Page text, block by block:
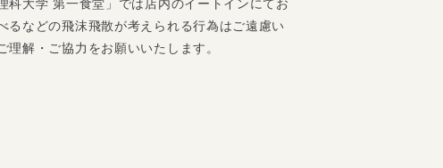
科大学 第一食堂」では店内のイートインにてお
るなどの飛沫飛散が考えられる行為はご遠慮い
理解・ご協力をお願いいたします。